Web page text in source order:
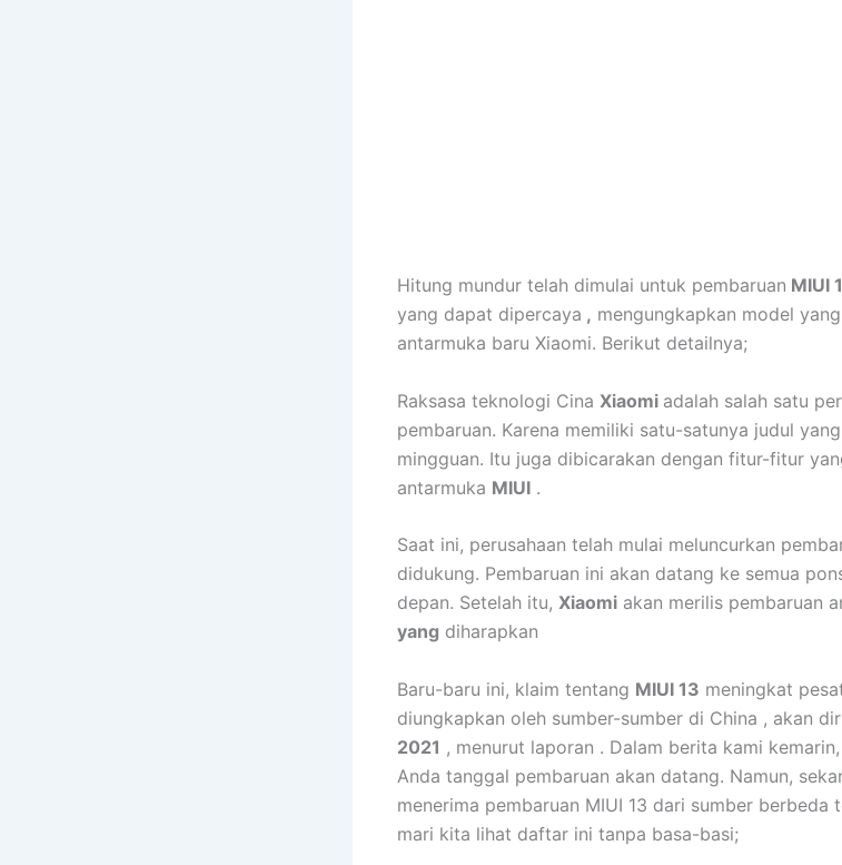
Hitung mundur telah dimulai untuk pembaruan MIUI
yang dapat dipercaya , mengungkapkan model
antarmuka baru Xiaomi. Berikut detailnya;
Raksasa teknologi Cina Xiaomi adalah salah satu
pembaruan. Karena memiliki satu-satunya judul
mingguan. Itu juga dibicarakan dengan fitur-fitur
antarmuka MIUI .
Saat ini, perusahaan telah mulai meluncurkan
didukung. Pembaruan ini akan datang ke semua
depan. Setelah itu, Xiaomi akan merilis pembaruan
yang diharapkan
Baru-baru ini, klaim tentang MIUI 13 meningkat
diungkapkan oleh sumber-sumber di China , akan
2021 , menurut laporan . Dalam berita kami
Anda tanggal pembaruan akan datang. Namun,
menerima pembaruan MIUI 13 dari sumber berbeda
mari kita lihat daftar ini tanpa basa-basi;